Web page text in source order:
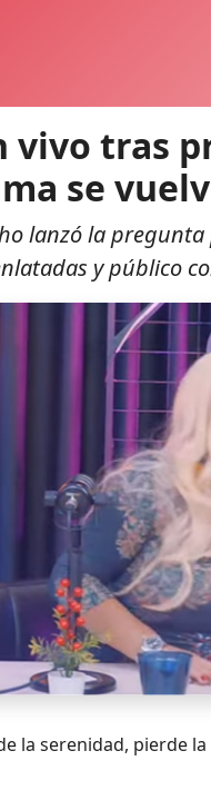
vivo tras
se
lanzó la
y público
la serenidad, pierde